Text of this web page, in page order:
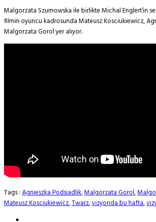
Malgorzata Szumowska ile birlikte Michal Englert’in
filmin oyuncu kadrosunda Mateusz Kosciukiewicz,
Malgorzata Gorol yer alıyor.
Tags :Agnieszka Podsiadlik,Malgorzata Gorol,
Mateusz Kosciukiewicz,Twarz,vizyonda bu hafta,